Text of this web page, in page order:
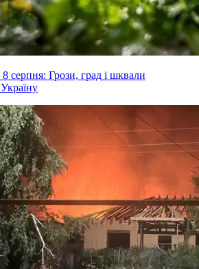
серпня: Грози, град і шквали